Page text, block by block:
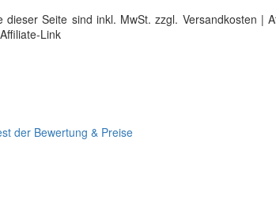
Seite sind inkl. MwSt. zzgl. Versandkosten |
Link
der Bewertung & Preise